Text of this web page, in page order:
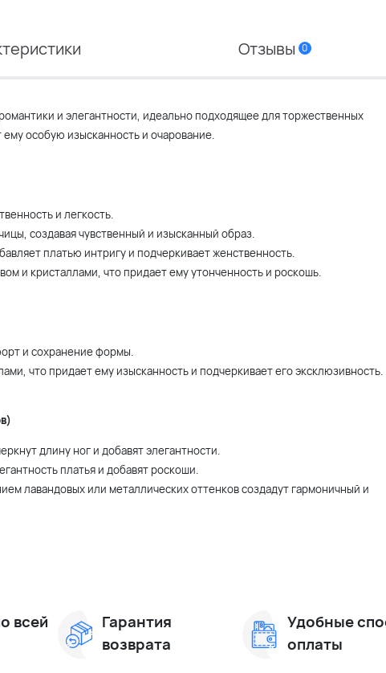
Отзывы 0
и элегантности, идеально подходящее для торжественных
особую изысканность и очарование.
и легкость.
создавая чувственный и изысканный образ.
платью интригу и подчеркивает женственность.
и кристаллами, что придает ему утонченность и роскошь.
и сохранение формы.
что придает ему изысканность и подчеркивает его эксклюзивность.
длину ног и добавят элегантности.
платья и добавят роскоши.
лавандовых или металлических оттенков создадут гармоничный и
всей
Гарантия
возврата
Удобные
оплаты